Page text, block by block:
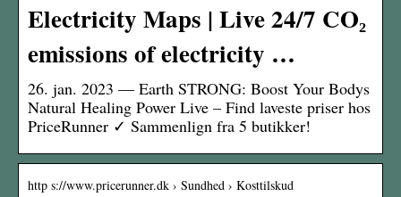
Electricity Maps | Live 24/7 CO₂
emissions of electricity …
26. jan. 2023 — Earth STRONG: Boost Your Bodys
Natural Healing Power Live – Find laveste priser hos
PriceRunner ✓ Sammenlign fra 5 butikker!
http s://www.pricerunner.dk › Sundhed › Kosttilskud